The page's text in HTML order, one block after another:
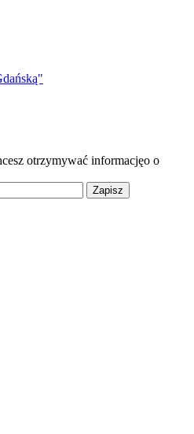
otrzymywać informacjęo o
Zapisz